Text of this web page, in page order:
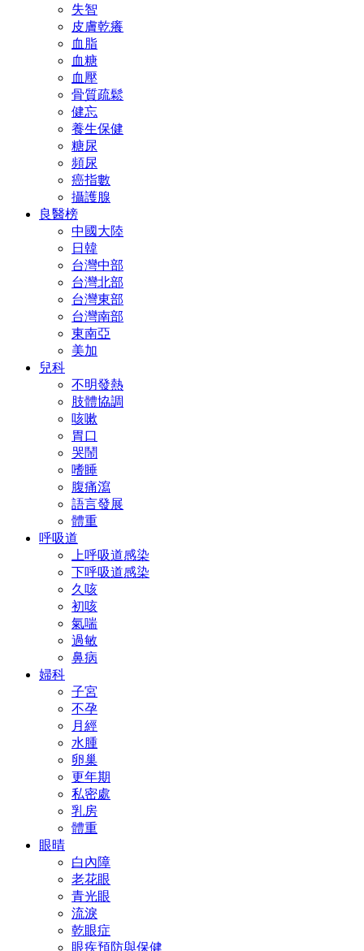
失智
皮膚乾癢
血脂
血糖
血壓
骨質疏鬆
健忘
養生保健
糖尿
頻尿
癌指數
攝護腺
良醫榜
中國大陸
日韓
台灣中部
台灣北部
台灣東部
台灣南部
東南亞
美加
兒科
不明發熱
肢體協調
咳嗽
胃口
哭鬧
嗜睡
腹痛瀉
語言發展
體重
呼吸道
上呼吸道感染
下呼吸道感染
久咳
初咳
氣喘
過敏
鼻病
婦科
子宮
不孕
月經
水腫
卵巢
更年期
私密處
乳房
體重
眼晴
白內障
老花眼
青光眼
流淚
乾眼症
眼疾預防與保健